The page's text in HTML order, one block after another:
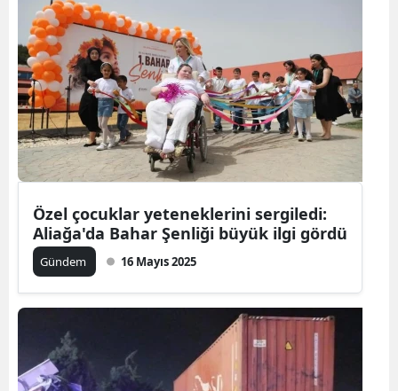
Özel çocuklar yeteneklerini sergiledi:
Aliağa'da Bahar Şenliği büyük ilgi gördü
Gündem 16 Mayıs 2025